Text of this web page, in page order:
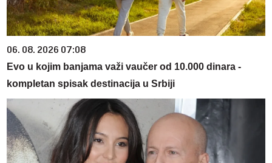
06. 08. 2026 07:08
Evo u kojim banjama važi vaučer od 10.000 dinara -
kompletan spisak destinacija u Srbiji